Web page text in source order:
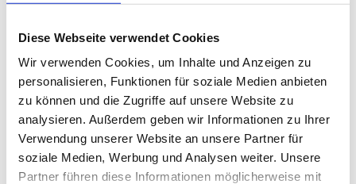
Diese Webseite verwendet Cookies
Wir verwenden Cookies, um Inhalte und Anzeigen zu
personalisieren, Funktionen für soziale Medien anbieten
zu können und die Zugriffe auf unsere Website zu
analysieren. Außerdem geben wir Informationen zu Ihrer
Verwendung unserer Website an unsere Partner für
soziale Medien, Werbung und Analysen weiter. Unsere
Partner führen diese Informationen möglicherweise mit
Ser­vice-Part­ner­be­trieb
Bosch Car Service-Pro­gramm
Eu­ro­re­par Car Ser­vice
HU/AU (mit Terminvereinbarung)
Reifenservice
Klimaanlagen-Service